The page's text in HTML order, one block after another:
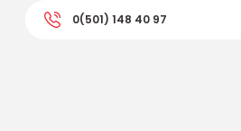
0(501) 148 40 97